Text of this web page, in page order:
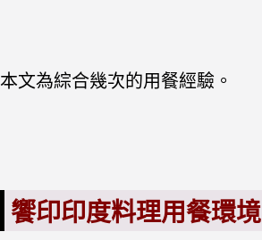
本文為綜合幾次的用餐經驗。
饗印印度料理用餐環境